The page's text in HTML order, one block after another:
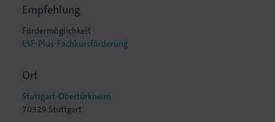
Empfehlung
Fördermöglichkeit
ESF-Plus-Fachkursförderung
Ort
Stuttgart-Obertürkheim
70329 Stuttgart